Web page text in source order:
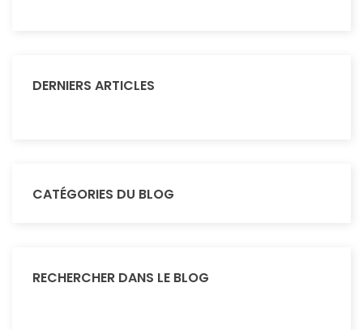
DERNIERS ARTICLES
CATÉGORIES DU BLOG
RECHERCHER DANS LE BLOG